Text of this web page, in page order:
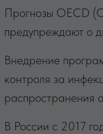
Прогнозы OECD
предупреждают о
Внедрение
контроля за
распространения
В России с 2017